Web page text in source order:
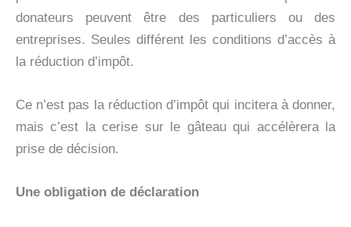
donateurs peuvent être des particuliers ou des
entreprises. Seules différent les conditions d’accès à
la réduction d’impôt.
Ce n’est pas la réduction d’impôt qui incitera à donner,
mais c’est la cerise sur le gâteau qui accélèrera la
prise de décision.
Une obligation de déclaration